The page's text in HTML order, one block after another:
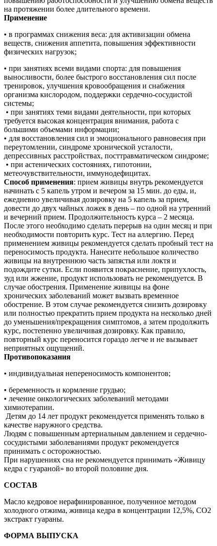
на протяжении более длительного времени.
Применение
• в программах снижения веса: для активизации обмена
веществ, снижения аппетита, повышения эффективности
физических нагрузок;
• при занятиях всеми видами спорта: для повышения
выносливости, более быстрого восстановления сил после
тренировок, улучшения кровообращения и снабжения
организма кислородом, поддержки сердечно-сосудистой
системы;
• при занятиях теми видами деятельности, при которых
требуется высокая концентрация внимания, работа с
большими объемами информации;
• для восстановления сил и эмоционального равновесия при
переутомлении, синдроме хронической усталости,
депрессивных расстройствах, посттравматическом синдроме;
• при астенических состояниях, гипотонии,
метеочувствительности, иммунодефицитах.
Способ применения: прием живицы внутрь рекомендуется
начинать с 5 капель утром и вечером за 15 мин. до еды, и,
ежедневно увеличивая дозировку на 5 капель за прием,
довести до двух чайных ложек в день – по одной на утренний
и вечерний прием. Продолжительность курса – 2 месяца.
После этого необходимо сделать перерыв на один месяц и при
необходимости повторить курс. Тест на аллергию. Перед
применением живицы рекомендуется сделать пробный тест на
переносимость продукта. Нанесите небольшое количество
живицы на внутреннюю часть запястья или локтя и
подождите сутки. Если появится покраснение, припухлость,
зуд или жжение, продукт использовать не рекомендуется. В
случае обострения. Применение живицы на фоне
хронических заболеваний может вызвать временное
обострение. В этом случае рекомендуется снизить дозировку
или полностью прекратить прием продукта на несколько дней
до уменьшения/прекращения симптомов, а затем продолжить
курс, постепенно увеличивая дозировку. Как правило,
повторный курс переносится гораздо легче и не вызывает
неприятных ощущений.
Противопоказания
• индивидуальная непереносимость компонентов;
• беременность и кормление грудью;
• лечение онкологических заболеваний методами
химиотерапии.
Детям до 14 лет продукт рекомендуется применять только в
качестве наружного средства.
Людям с повышенным артериальным давлением и сердечно-
сосудистыми заболеваниями продукт рекомендуется
принимать с осторожностью.
При нарушениях сна не рекомендуется принимать «Живицу
кедра с гуараной» во второй половине дня.
СОСТАВ
Масло кедровое нерафинированное, полученное методом
холодного отжима, живица кедра в концентрации 12,5%, СО2
экстракт гуараны.
ФОРМА ВЫПУСКА